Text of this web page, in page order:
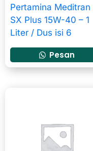
Pertamina Meditran
SX Plus 15W-40 – 1
Liter / Dus isi 6
Pesan